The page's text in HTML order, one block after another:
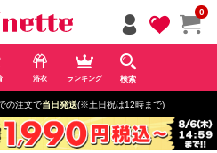
0
浴衣 ランキング 検索
の注文で当日発送(※土日祝は12時まで)
ペー
ジト
ップ